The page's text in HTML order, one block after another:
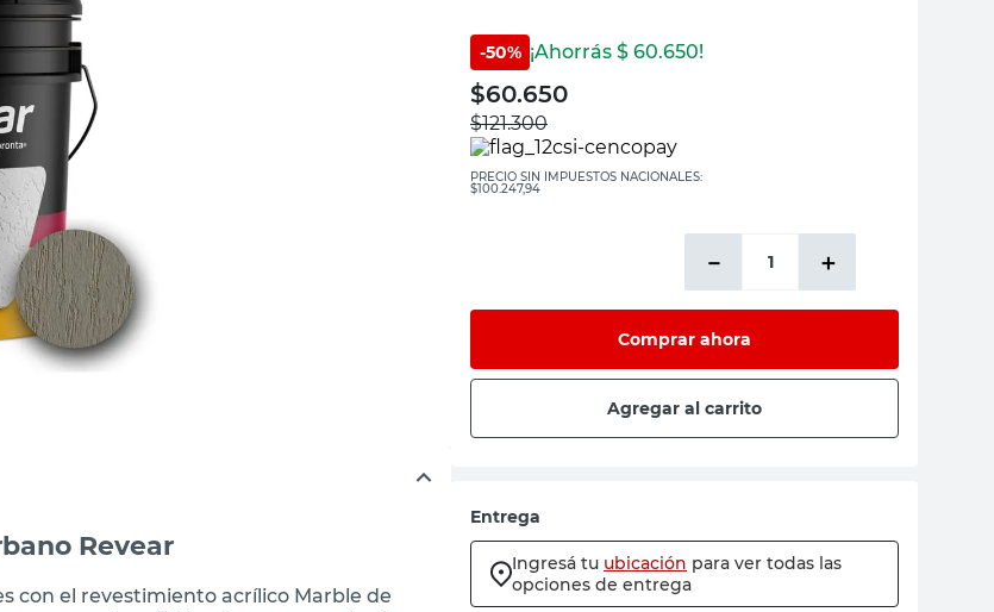
Revear
con el revestimiento acrílico Marble de
-50% ¡Ahorrás $ 60.650!
$60.650
$121.300
PRECIO SIN IMPUESTOS NACIONALES:
$100.247,94
＋
－
Comprar ahora
Agregar al carrito
Entrega
Ingresá tu ubicación para ver todas las
opciones de entrega